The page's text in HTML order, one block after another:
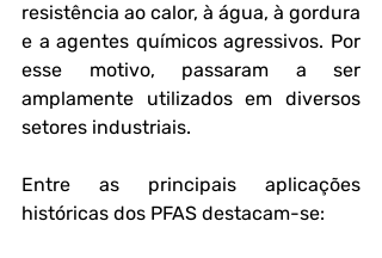
resistência ao calor, à água, à gordura
e a agentes químicos agressivos. Por
esse motivo, passaram a ser
amplamente utilizados em diversos
setores industriais.
Entre as principais aplicações
históricas dos PFAS destacam-se: